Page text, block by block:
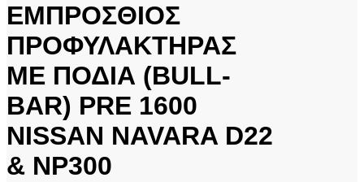
ΕΜΠΡΟΣΘΙΟΣ
ΠΡΟΦΥΛΑΚΤΗΡΑΣ
ΜΕ ΠΟΔΙΑ (BULL-
BAR) PRE 1600
NISSAN NAVARA D22
& NP300